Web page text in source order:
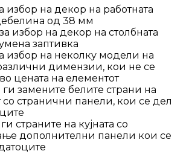
избор на декор на работната
од 38 мм
избор на декор на столбната
заптивка
избор на неколку модели на
димензии, кои не се
цената на елементот
замените белите страни на
со странични панели, кои се дел
страните на кујната со
дополнителни панели кои се